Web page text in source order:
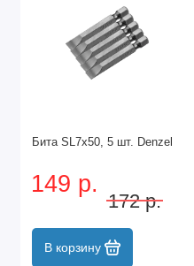
Бита SL7x50, 5 шт. Denzel
149 р.
172 р.
В корзину